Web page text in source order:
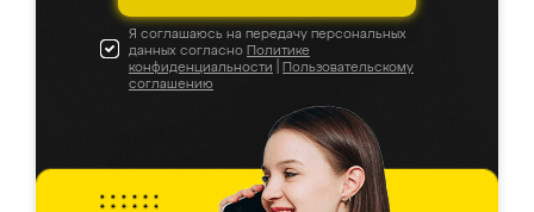
Я соглашаюсь на передачу персональных
данных согласно Политике
конфиденциальности
Пользовательскому
соглашению